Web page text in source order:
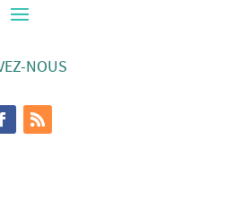
NOUS